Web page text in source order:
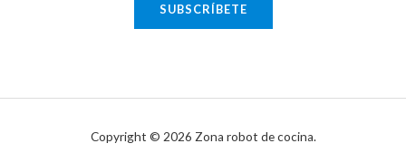
SUBSCRÍBETE
Copyright © 2026 Zona robot de cocina.